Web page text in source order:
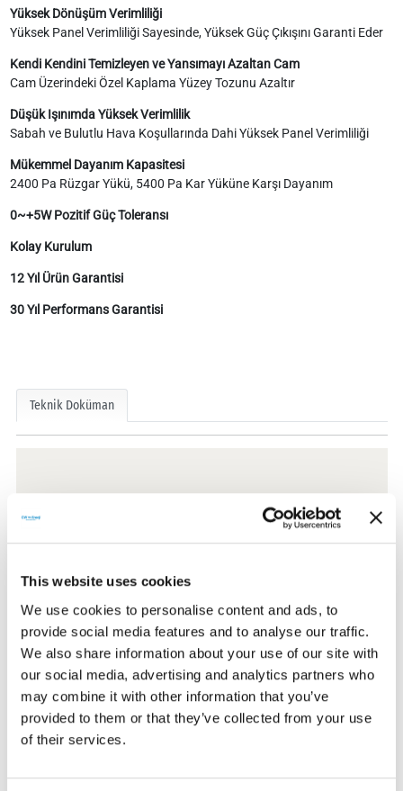
This website uses cookies
We use cookies to personalise content and ads, to
provide social media features and to analyse our traffic.
We also share information about your use of our site with
our social media, advertising and analytics partners who
may combine it with other information that you’ve
provided to them or that they’ve collected from your use
of their services.
Yüksek Dönüşüm Verimliliği
Yüksek Panel Verimliliği Sayesinde, Yüksek Güç Çıkışını Garanti Eder
Kendi Kendini Temizleyen ve Yansımayı Azaltan Cam
Cam Üzerindeki Özel Kaplama Yüzey Tozunu Azaltır
Düşük Işınımda Yüksek Verimlilik
Sabah ve Bulutlu Hava Koşullarında Dahi Yüksek Panel Verimliliği
Mükemmel Dayanım Kapasitesi
2400 Pa Rüzgar Yükü, 5400 Pa Kar Yüküne Karşı Dayanım
0~+5W Pozitif Güç Toleransı
Kolay Kurulum
12 Yıl Ürün Garantisi
30 Yıl Performans Garantisi
Teknik Doküman
Teknik Dokümanlar
CE Belgeleri
Garanti Dokümanları
420Wp Topcon N-Type